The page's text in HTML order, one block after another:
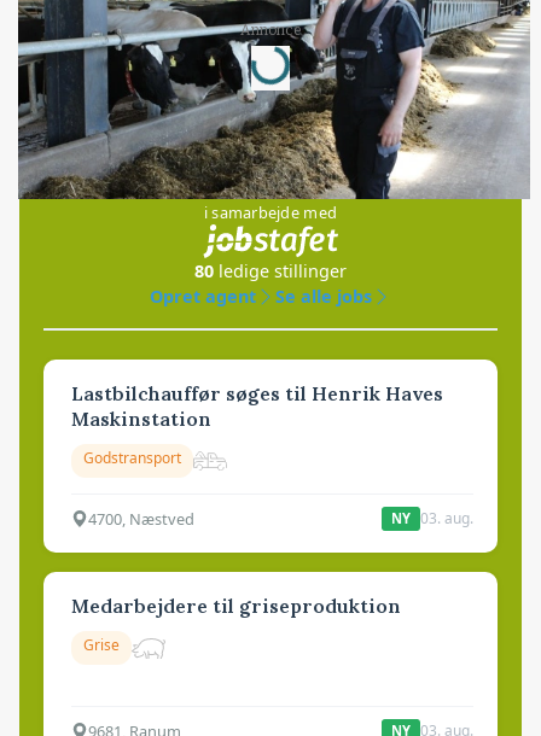
Annonce
Loading...
Jobs
i samarbejde med
80 ledige stillinger
Opret agent
Se alle jobs
Lastbilchauffør søges til Henrik Haves
Maskinstation
Godstransport
4700, Næstved NY 03. aug.
Medarbejdere til griseproduktion
Grise
9681, Ranum NY 03. aug.